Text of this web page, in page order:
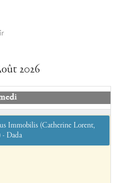
2026
Immobilis (Catherine Lorent,
- Dada